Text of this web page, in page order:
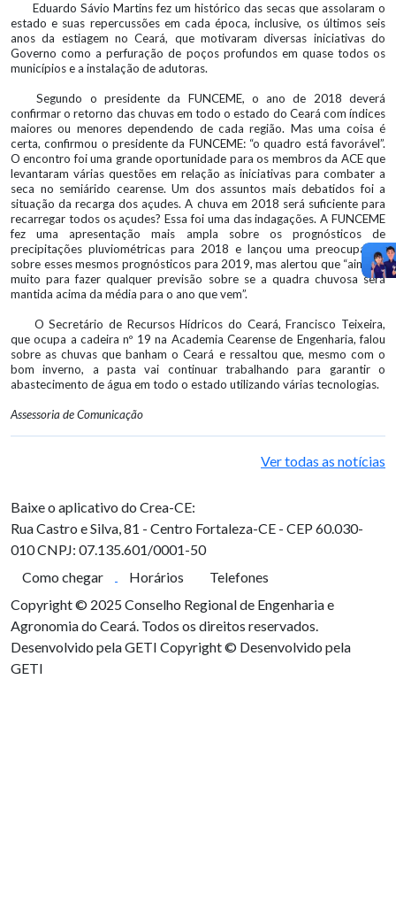
Eduardo Sávio Martins fez um histórico das secas que assolaram o
estado e suas repercussões em cada época, inclusive, os últimos seis
anos da estiagem no Ceará, que motivaram diversas iniciativas do
Governo como a perfuração de poços profundos em quase todos os
municípios e a instalação de adutoras.
Segundo o presidente da FUNCEME, o ano de 2018 deverá
confirmar o retorno das chuvas em todo o estado do Ceará com índices
maiores ou menores dependendo de cada região. Mas uma coisa é
certa, confirmou o presidente da FUNCEME: “o quadro está favorável”.
O encontro foi uma grande oportunidade para os membros da ACE que
levantaram várias questões em relação as iniciativas para combater a
seca no semiárido cearense. Um dos assuntos mais debatidos foi a
situação da recarga dos açudes. A chuva em 2018 será suficiente para
recarregar todos os açudes? Essa foi uma das indagações. A FUNCEME
fez uma apresentação mais ampla sobre os prognósticos de
precipitações pluviométricas para 2018 e lançou uma preocupação
sobre esses mesmos prognósticos para 2019, mas alertou que “ainda é
muito para fazer qualquer previsão sobre se a quadra chuvosa será
mantida acima da média para o ano que vem”.
O Secretário de Recursos Hídricos do Ceará, Francisco Teixeira,
que ocupa a cadeira nº 19 na Academia Cearense de Engenharia, falou
sobre as chuvas que banham o Ceará e ressaltou que, mesmo com o
bom inverno, a pasta vai continuar trabalhando para garantir o
abastecimento de água em todo o estado utilizando várias tecnologias.
Assessoria de Comunicação
Ver todas as notícias
Baixe o aplicativo do Crea-CE:
Rua Castro e Silva, 81 - Centro Fortaleza-CE - CEP 60.030-
010CNPJ: 07.135.601/0001-50
Como chegar
Horários
Telefones
Copyright © 2025 Conselho Regional de Engenharia e
Agronomia do Ceará. Todos os direitos reservados.
Desenvolvido pela GETI Copyright © Desenvolvido pela
GETI